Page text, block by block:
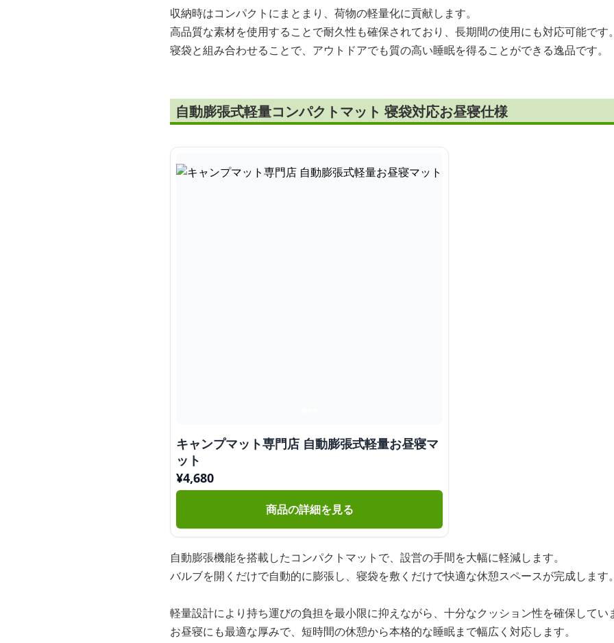
収納時はコンパクトにまとまり、荷物の軽量化に貢献します。
高品質な素材を使用することで耐久性も確保されており、長期間の使用にも対応可能です。
寝袋と組み合わせることで、アウトドアでも質の高い睡眠を得ることができる逸品です。
自動膨張式軽量コンパクトマット 寝袋対応お昼寝仕様
キャンプマット専門店 自動膨張式軽量お昼寝マ
ット
¥4,680
商品の詳細を見る
自動膨張機能を搭載したコンパクトマットで、設営の手間を大幅に軽減します。
バルブを開くだけで自動的に膨張し、寝袋を敷くだけで快適な休憩スペースが完成します。
軽量設計により持ち運びの負担を最小限に抑えながら、十分なクッション性を確保してい
お昼寝にも最適な厚みで、短時間の休憩から本格的な睡眠まで幅広く対応します。